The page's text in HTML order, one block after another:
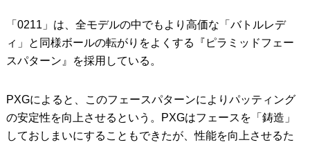
「0211」は、全モデルの中でもより高価な「バトルレデ
ィ」と同様ボールの転がりをよくする『ピラミッドフェー
スパターン』を採用している。
PXGによると、このフェースパターンによりパッティング
の安定性を向上させるという。PXGはフェースを「鋳造」
しておしまいにすることもできたが、性能を向上させるた